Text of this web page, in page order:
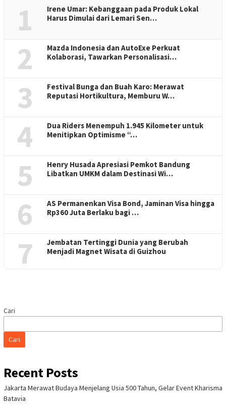
1
Irene Umar: Kebanggaan pada Produk Lokal
Harus Dimulai dari Lemari Sen…
2
Mazda Indonesia dan AutoExe Perkuat
Kolaborasi, Tawarkan Personalisasi…
3
Festival Bunga dan Buah Karo: Merawat
Reputasi Hortikultura, Memburu W…
4
Dua Riders Menempuh 1.945 Kilometer untuk
Menitipkan Optimisme “…
5
Henry Husada Apresiasi Pemkot Bandung
Libatkan UMKM dalam Destinasi Wi…
6
AS Permanenkan Visa Bond, Jaminan Visa hingga
Rp360 Juta Berlaku bagi …
7
Jembatan Tertinggi Dunia yang Berubah
Menjadi Magnet Wisata di Guizhou
Cari
Cari
Recent Posts
Jakarta Merawat Budaya Menjelang Usia 500 Tahun, Gelar Event Kharisma
Batavia